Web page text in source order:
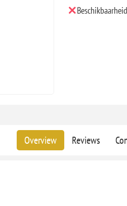
Overview Reviews